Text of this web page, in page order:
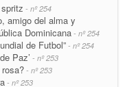
- nº 254
amigo del alma y
Dominicana - nº 254
de Futbol” - nº 254
Paz’ - nº 253
- nº 253
- nº 253